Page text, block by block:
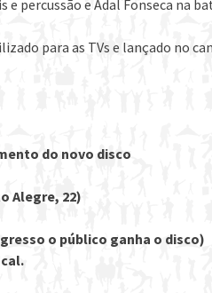
e percussão e Adal Fonseca na
para as TVs e lançado no
do novo disco
Alegre, 22)
o público ganha o disco)